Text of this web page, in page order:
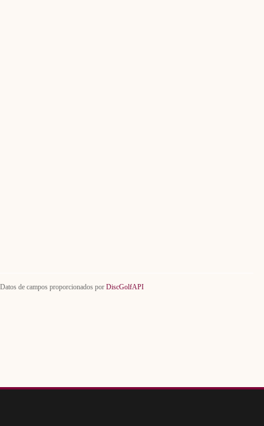
Datos de campos proporcionados por DiscGolfAPI